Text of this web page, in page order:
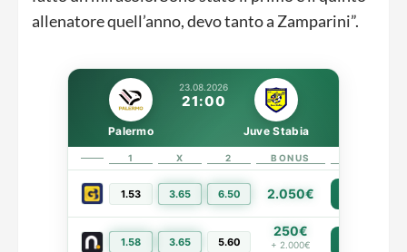
allenatore quell’anno, devo tanto a Zamparini”.
23.08.2026
21:00
Palermo Juve Stabia
1 X 2 BONUS
1.53 3.65 6.50 2.050€
1.58 3.65 5.60
250€
+ 2.000€